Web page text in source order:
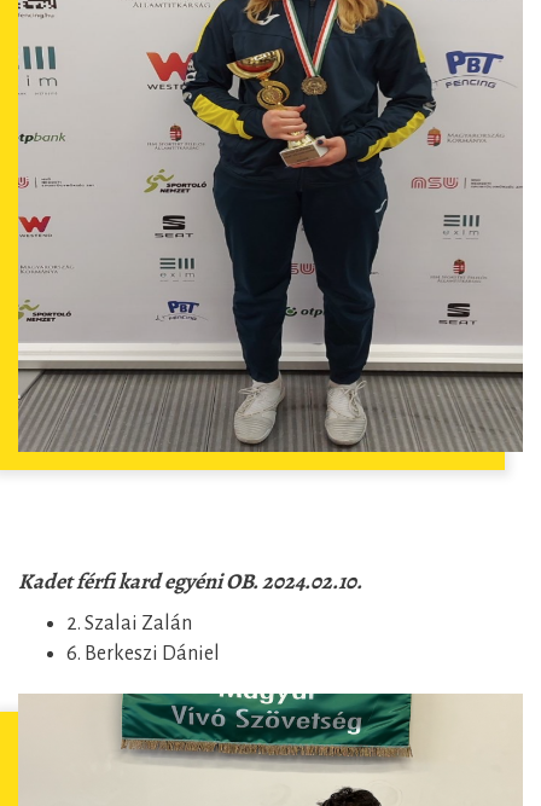
Kadet férfi kard egyéni OB. 2024.02.10.
2. Szalai Zalán
6. Berkeszi Dániel